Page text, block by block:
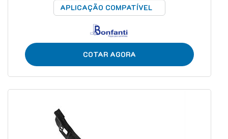
APLICAÇÃO COMPATÍVEL
COTAR AGORA